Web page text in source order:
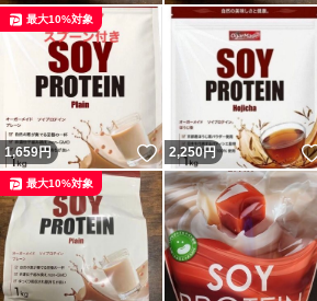
1,659円 いいね！
最大10%対象
2,250円
最大10%対象